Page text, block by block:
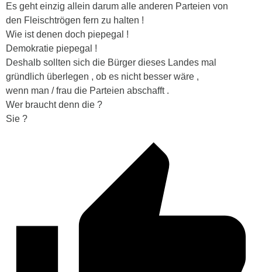
Es geht einzig allein darum alle anderen Parteien von
den Fleischtrögen fern zu halten !
Wie ist denen doch piepegal !
Demokratie piepegal !
Deshalb sollten sich die Bürger dieses Landes mal
gründlich überlegen , ob es nicht besser wäre ,
wenn man / frau die Parteien abschafft .
Wer braucht denn die ?
Sie ?